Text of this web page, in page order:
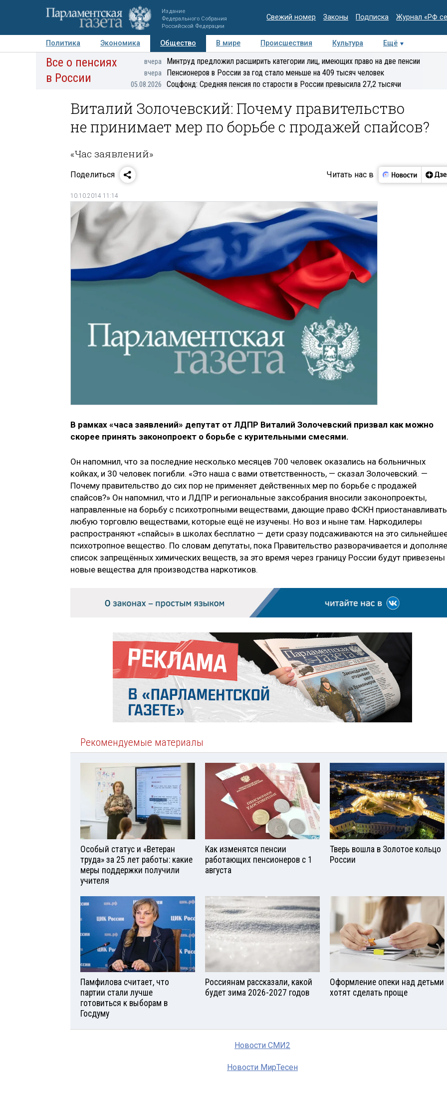
Издание
Федерального Собрания
Российской Федерации
Свежий номер Законы Подписка Журнал «РФ
Политика Экономика Общество В мире Происшествия Культура
Ещё
Авторы Персоны Мнения Регионы Медиацентр Интервью Колумнисты
Все о пенсиях
в России
вчера Минтруд предложил расширить категории лиц, имеющих право на две пенсии
вчера Пенсионеров в России за год стало меньше на 409 тысяч человек
05.08.2026 Соцфонд: Средняя пенсия по старости в России превысила 27,2 тысячи
Виталий Золочевский: Почему правительство
не принимает мер по борьбе с продажей спайсов?
«Час заявлений»
Поделиться Читать нас в
10.10.2014 11:14
В рамках «часа заявлений» депутат от ЛДПР Виталий Золочевский призвал как можно
скорее принять законопроект о борьбе с курительными смесями.
Он напомнил, что за последние несколько месяцев 700 человек оказались на больничных
койках, и 30 человек погибли. «Это наша с вами ответственность, — сказал Золочевский. —
Почему правительство до сих пор не применяет действенных мер по борьбе с продажей
спайсов?» Он напомнил, что и ЛДПР и региональные заксобрания вносили законопроекты,
направленные на борьбу с психотропными веществами, дающие право ФСКН приостанавливать
любую торговлю веществами, которые ещё не изучены. Но воз и ныне там. Наркодилеры
распространяют «спайсы» в школах бесплатно — дети сразу подсаживаются на это
психотропное вещество. По словам депутаты, пока Правительство разворачивается и
список запрещённых химических веществ, за это время через границу России будут привезены
новые вещества для производства наркотиков.
Рекомендуемые материалы
Особый статус и «Ветеран
труда» за 25 лет работы: какие
меры поддержки получили
учителя
Как изменятся пенсии
работающих пенсионеров с 1
августа
Тверь вошла в Золотое кольцо
России
Памфилова считает, что
партии стали лучше
готовиться к выборам в
Госдуму
Россиянам рассказали, какой
будет зима 2026-2027 годов
Оформление опеки над детьми
хотят сделать проще
Новости СМИ2
Новости МирТесен